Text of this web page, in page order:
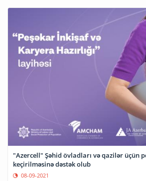
"Azercell" Şəhid övladları və qazilər üçün
keçirilməsinə dəstək olub
08-09-2021